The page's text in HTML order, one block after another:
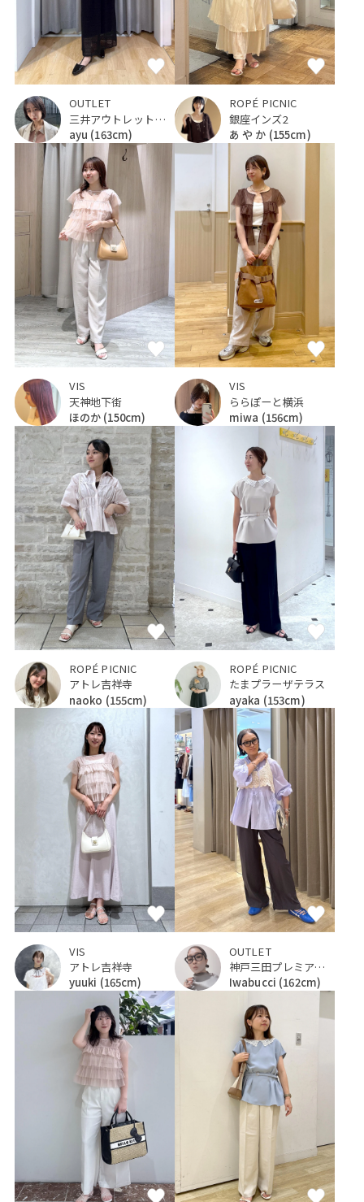
OUTLET
三井アウトレットパーク ジャズドリーム長島
ayu (163cm)
ROPÉ PICNIC
銀座インズ2
あ や か (155cm)
VIS
天神地下街
ほのか (150cm)
VIS
ららぽーと横浜
miwa (156cm)
ROPÉ PICNIC
アトレ吉祥寺
naoko (155cm)
ROPÉ PICNIC
たまプラーザテラス
ayaka (153cm)
VIS
アトレ吉祥寺
yuuki (165cm)
OUTLET
神戸三田プレミアム・アウトレット
Iwabucci (162cm)